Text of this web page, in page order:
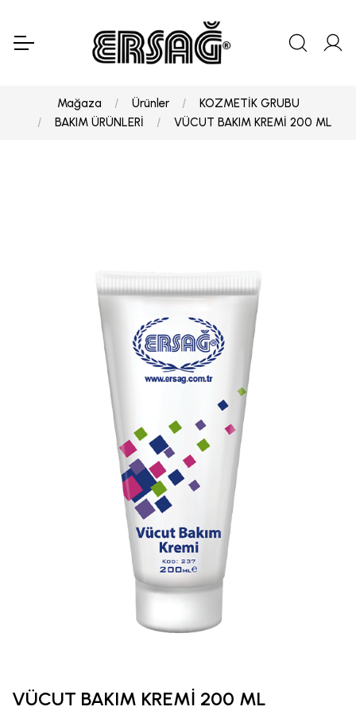
Mağaza Ürünler
KOZMETİK GRUBU
BAKIM ÜRÜNLERİ
VÜCUT BAKIM KREMİ 200 ML
VÜCUT BAKIM KREMİ 200 ML